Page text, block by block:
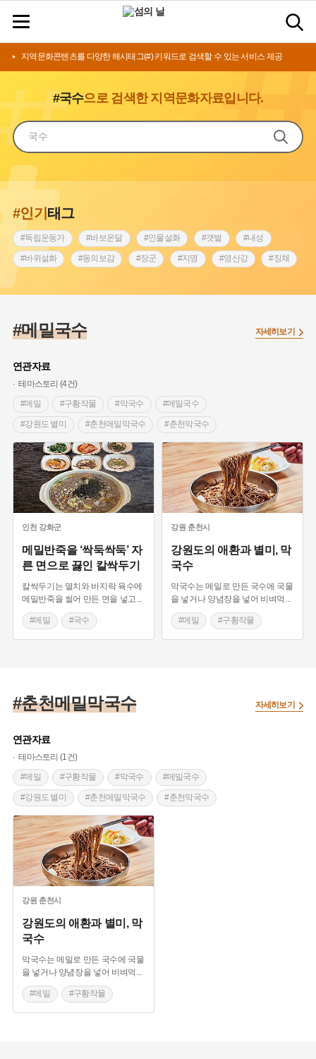
지역문화콘텐츠를 다양한 해시태그(#) 키워드로 검색할 수 있는 서비스 제공
#국수으로 검색한 지역문화자료입니다.
#인기태그
#독립운동가 #바보온달 #인물설화 #갯벌 #내성
#바위설화 #동의보감 #장군 #지명 #영산강 #징채
#인천 #외성 #낙성대
#황해도
#조선역사
#왕건 #전라남도 지명유래 #목민관 #강감찬
#온라인 생활사박물관 #강동구 #제주도설화
#여성독립운동가 #조선시대 문신 #3.1운동 #애민
#김마리아 #여성 독립운동가 #28독립선언 #온달
#문화유산 #노원구 #마을 #전설 #박물관
#경기도설화 #강서구 #공예품 #원호원두표묘역 #용인
#지명유래 #대한민국임시정부
#용인의 전설 #끈기 #산성 #동화 #생활용품
#의병활동 #영산포 #수령 #부산
#남자현
#메밀국수
연관자료
테마스토리 (4건)
#메밀
#구황작물 #막국수 #메밀국수
#강원도 별미 #춘천메밀막국수 #춘천막국수
#이효석 메밀꽃필무렵 #동치미 #냉면
#평양냉면 #강원도 전통시장 #평창 향토음식
#국수 #인천 별미 #강화 향토음식
#콧등치기 국수 #강원도 향토음식 #메밀반죽
#골뚜국수
자세히보기
인천 강화군
메밀반죽을 ‘싹둑싹둑’ 자
른 면으로 끓인 칼싹두기
칼싹두기는 멸치와 바지락 육수에
메밀반죽을 썰어 만든 면을 넣고
#메밀 #국수
#메밀국수 #인천 별미
강원 춘천시
강원도의 애환과 별미, 막
국수
막국수는 메밀로 만든 국수에 국물
을 넣거나 양념장을 넣어 비벼먹
#메밀 #구황작물
#막국수 #메밀국수
#춘천메밀막국수
연관자료
테마스토리 (1건)
#메밀
#구황작물 #막국수 #메밀국수
#강원도 별미 #춘천메밀막국수 #춘천막국수
#이효석 메밀꽃필무렵
자세히보기
강원 춘천시
강원도의 애환과 별미, 막
국수
막국수는 메밀로 만든 국수에 국물
을 넣거나 양념장을 넣어 비벼먹
#메밀 #구황작물
#막국수 #메밀국수